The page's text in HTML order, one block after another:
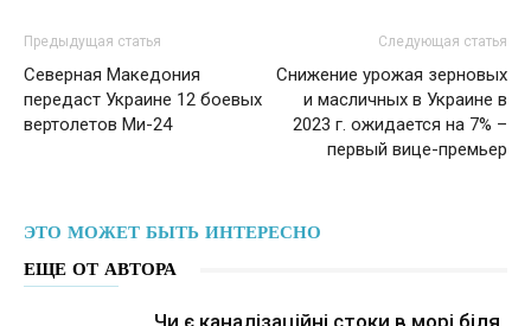
Предыдущая статья
Северная Македония
передаст Украине 12 боевых
вертолетов Ми-24
Следующая статья
Снижение урожая зерновых
и масличных в Украине в
2023 г. ожидается на 7% –
первый вице-премьер
ЭТО МОЖЕТ БЫТЬ ИНТЕРЕСНО
ЕЩЕ ОТ АВТОРА
Чи є каналізаційні стоки в морі біля